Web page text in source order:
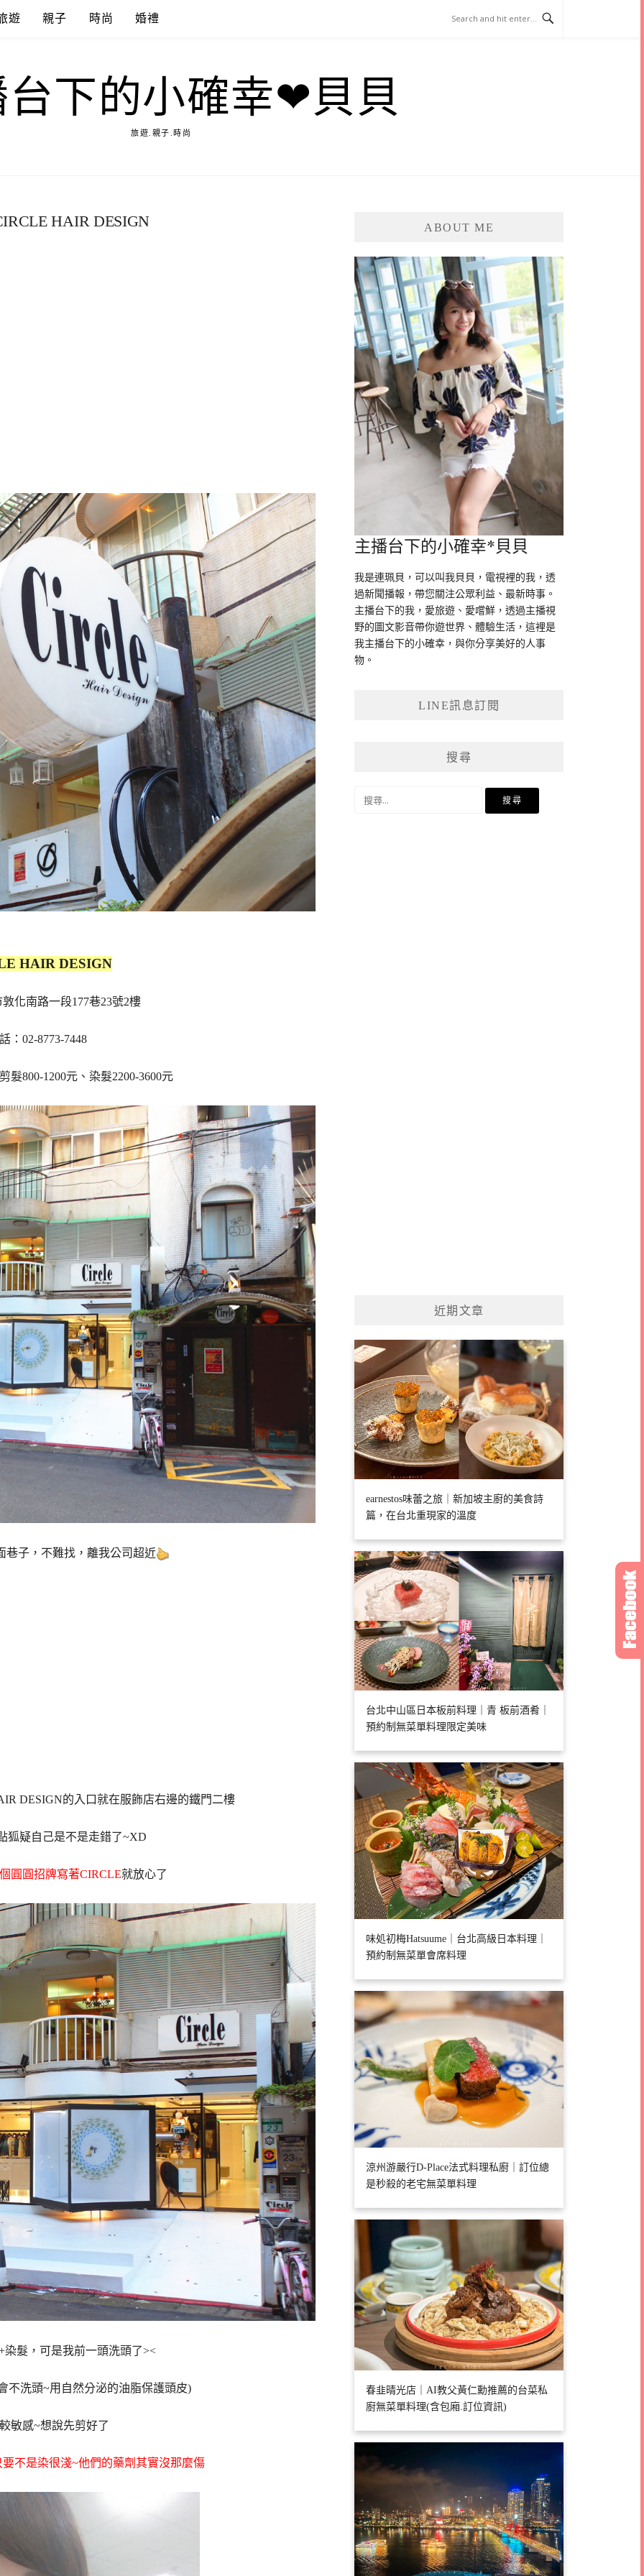
遊 親子 時尚 婚禮
下的小確幸❤貝貝
旅遊.親子.時尚
HAIR DESIGN
HAIR DESIGN
化南路一段177巷23號2樓
：02-8773-7448
髮800-1200元、染髮2200-3600元
巷子，不難找，離我公司超近
DESIGN的入口就在服飾店右邊的鐵門二樓
狐疑自己是不是走錯了~XD
圓圓招牌寫著CIRCLE就放心了
染髮，可是我前一頭洗頭了><
不洗頭~用自然分泌的油脂保護頭皮)
敏感~想說先剪好了
不是染很淺~他們的藥劑其實沒那麼傷
ABOUT ME
主播台下的小確幸*貝貝
我是連珮貝，可以叫我貝貝，電視裡的我，透
過新聞播報，帶您關注公眾利益、最新時事。
主播台下的我，愛旅遊、愛嚐鮮，透過主播視
野的圖文影音帶你遊世界、體驗生活，這裡是
我主播台下的小確幸，與你分享美好的人事
物。
LINE訊息訂閱
搜尋
近期文章
earnestos味蕾之旅｜新加坡主廚的美食詩
篇，在台北重現家的溫度
台北中山區日本板前料理｜青 板前酒肴｜
預約制無菜單料理限定美味
味処初梅Hatsuume｜台北高級日本料理｜
預約制無菜單會席料理
涼州游嚴行D-Place法式料理私廚｜訂位總
是秒殺的老宅無菜單料理
春韭晴光店｜AI教父黃仁勳推薦的台菜私
廚無菜單料理(含包廂.訂位資訊)